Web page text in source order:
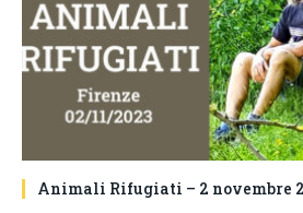
Animali Rifugiati – 2 novembre